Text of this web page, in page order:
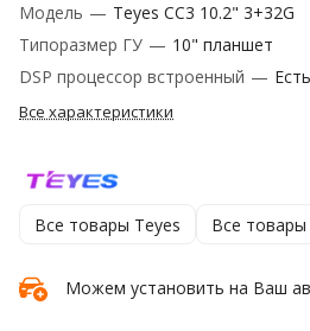
Модель — Teyes CC3 10.2" 3+32G
Типоразмер ГУ — 10" планшет
DSP процессор встроенный — Есть
Все характеристики
Все товары Teyes Все товары
Можем установить на Ваш